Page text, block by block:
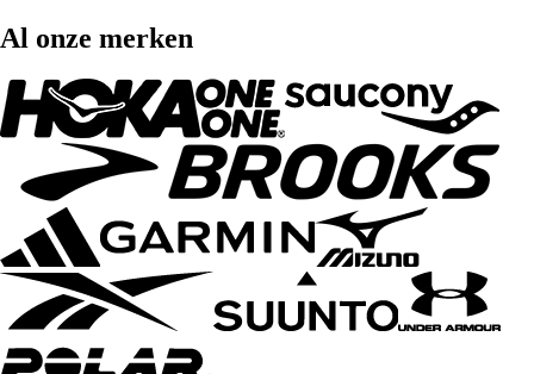
Al onze merken